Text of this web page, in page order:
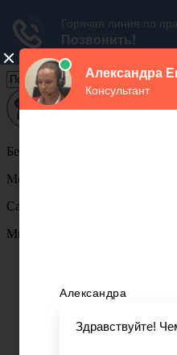
Бесплатная
Москва:
Санкт-петербург:
Мы в соц.сетях
Уголовное право
Военное право
Трудовое право